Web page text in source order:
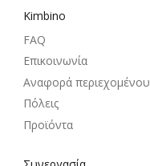
Kimbino
FAQ
Επικοινωνία
Αναφορά περιεχομένου
Πόλεις
Προϊόντα